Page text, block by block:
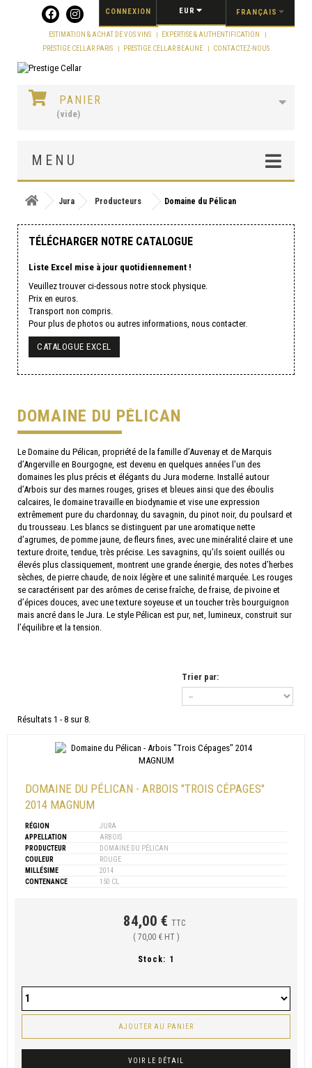
FRANÇAIS
EUR
CONNEXION
ESTIMATION & ACHAT DE VOS VINS
EXPERTISE & AUTHENTIFICATION
PRESTIGE CELLAR PARIS
PRESTIGE CELLAR BEAUNE CONTACTEZ-NOUS
PANIER
(vide)
MENU
Jura Producteurs Domaine du Pélican
TÉLÉCHARGER NOTRE CATALOGUE
Liste Excel mise à jour quotidiennement !
Veuillez trouver ci-dessous notre stock physique.
Prix en euros.
Transport non compris.
Pour plus de photos ou autres informations, nous contacter.
CATALOGUE EXCEL
DOMAINE DU PÉLICAN
Le Domaine du Pélican, propriété de la famille d’Auvenay et de Marquis
d’Angerville en Bourgogne, est devenu en quelques années l’un des
domaines les plus précis et élégants du Jura moderne. Installé autour
d’Arbois sur des marnes rouges, grises et bleues ainsi que des éboulis
calcaires, le domaine travaille en biodynamie et vise une expression
extrêmement pure du chardonnay, du savagnin, du pinot noir, du poulsard et
du trousseau. Les blancs se distinguent par une aromatique nette
d’agrumes, de pomme jaune, de fleurs fines, avec une minéralité claire et une
texture droite, tendue, très précise. Les savagnins, qu’ils soient ouillés ou
élevés plus classiquement, montrent une grande énergie, des notes d’herbes
sèches, de pierre chaude, de noix légère et une salinité marquée. Les rouges
se caractérisent par des arômes de cerise fraîche, de fraise, de pivoine et
d’épices douces, avec une texture soyeuse et un toucher très bourguignon
mais ancré dans le Jura. Le style Pélican est pur, net, lumineux, construit sur
l’équilibre et la tension.
Trier par:
Résultats 1 - 8 sur 8.
DOMAINE DU PÉLICAN - ARBOIS "TROIS CÉPAGES"
2014 MAGNUM
RÉGION
JURA
APPELLATION
ARBOIS
PRODUCTEUR
DOMAINE DU PÉLICAN
COULEUR
ROUGE
MILLÉSIME
2014
CONTENANCE
150 CL
84,00 € TTC
( 70,00 € HT )
Stock: 1
AJOUTER AU PANIER
VOIR LE DÉTAIL
Panneau de gestion des cookies